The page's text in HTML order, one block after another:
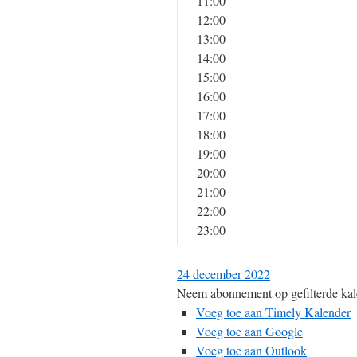
12:00
13:00
14:00
15:00
16:00
17:00
18:00
19:00
20:00
21:00
22:00
23:00
24 december 2022
Neem abonnement op gefilterde
Voeg toe aan Timely Kalender
Voeg toe aan Google
Voeg toe aan Outlook